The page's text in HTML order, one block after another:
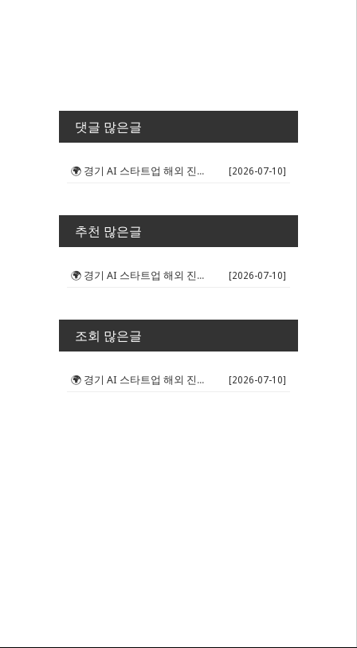
댓글 많은글
🌍 경기 AI 스타트업 해외 진출 판... [2026-07-10]
추천 많은글
🌍 경기 AI 스타트업 해외 진출 판... [2026-07-10]
조회 많은글
🌍 경기 AI 스타트업 해외 진출 판... [2026-07-10]